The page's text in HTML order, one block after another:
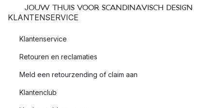
JOUW THUIS VOOR SCANDINAVISCH DESIGN
KLANTENSERVICE
Klantenservice
Retouren en reclamaties
Meld een retourzending of claim aan
Klantenclub